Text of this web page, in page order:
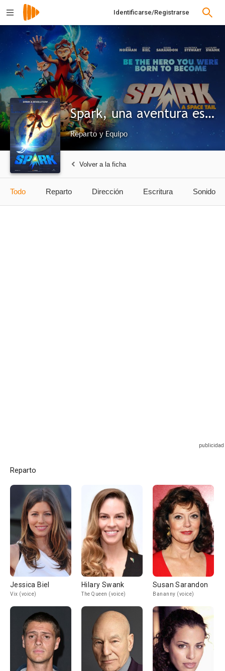
Identificarse/Registrarse
Spark, una aventura espacial
Reparto y Equipo
Volver a la ficha
Todo Reparto Dirección Escritura Sonido
Reparto
Jessica Biel
Vix (voice)
Hilary Swank
The Queen (voice)
Susan Sarandon
Bananny (voice)